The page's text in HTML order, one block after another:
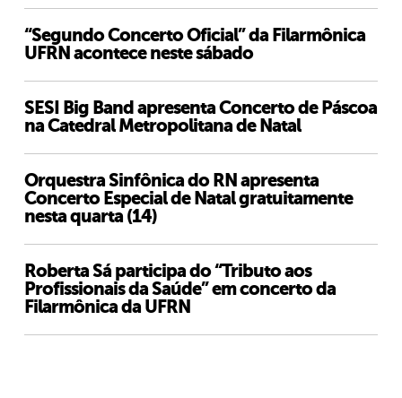
“Segundo Concerto Oficial” da Filarmônica
UFRN acontece neste sábado
SESI Big Band apresenta Concerto de Páscoa
na Catedral Metropolitana de Natal
Orquestra Sinfônica do RN apresenta
Concerto Especial de Natal gratuitamente
nesta quarta (14)
Roberta Sá participa do “Tributo aos
Profissionais da Saúde” em concerto da
Filarmônica da UFRN